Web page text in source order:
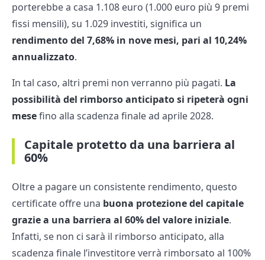
porterebbe a casa 1.108 euro (1.000 euro più 9 premi
fissi mensili), su 1.029 investiti, significa un
rendimento del 7,68% in nove mesi, pari al 10,24%
annualizzato.
In tal caso, altri premi non verranno più pagati. La
possibilità del rimborso anticipato si ripeterà ogni
mesefino alla scadenza finale ad aprile 2028.
Capitale protetto da una barriera al
60%
Oltre a pagare un consistente rendimento, questo
certificate offre una buona protezione del capitale
grazie a una barriera al 60% del valore iniziale.
Infatti, se non ci sarà il rimborso anticipato, alla
scadenza finale l’investitore verrà rimborsato al 100%